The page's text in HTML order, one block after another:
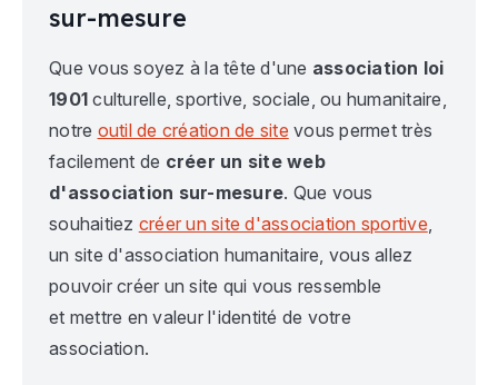
sur-mesure
Que vous soyez à la tête d'une association loi
1901 culturelle, sportive, sociale, ou humanitaire,
notre outil de création de site vous permet très
facilement de créer un site web
d'association sur-mesure. Que vous
souhaitiez créer un site d'association sportive,
un site d'association humanitaire, vous allez
pouvoir créer un site qui vous ressemble
et mettre en valeur l'identité de votre
association.